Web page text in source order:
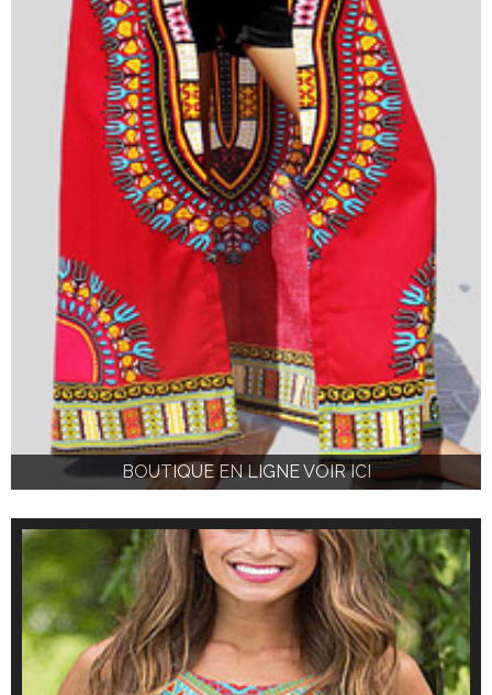
BOUTIQUE EN LIGNE VOIR ICI